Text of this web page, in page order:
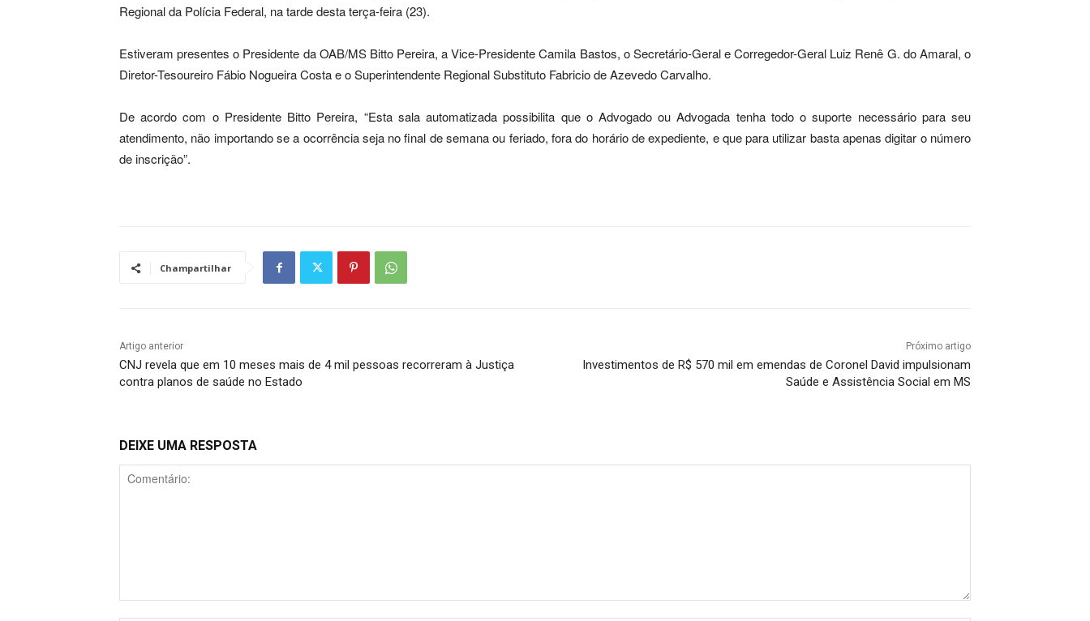
Regional da Polícia Federal, na tarde desta terça-feira (23).
Estiveram presentes o Presidente da OAB/MS Bitto Pereira, a Vice-Presidente Camila Bastos, o Secretário-Geral e Corregedor-Geral Luiz Renê G. do Amaral, o
Diretor-Tesoureiro Fábio Nogueira Costa e o Superintendente Regional Substituto Fabricio de Azevedo Carvalho.
De acordo com o Presidente Bitto Pereira, “Esta sala automatizada possibilita que o Advogado ou Advogada tenha todo o suporte necessário para seu
atendimento, não importando se a ocorrência seja no final de semana ou feriado, fora do horário de expediente, e que para utilizar basta apenas digitar o número
de inscrição”.
Champartilhar
Artigo anterior
CNJ revela que em 10 meses mais de 4 mil pessoas recorreram à Justiça
contra planos de saúde no Estado
Próximo artigo
Investimentos de R$ 570 mil em emendas de Coronel David impulsionam
Saúde e Assistência Social em MS
DEIXE UMA RESPOSTA